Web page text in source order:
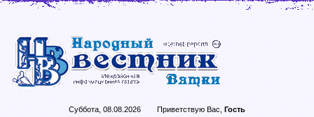
Суббота, 08.08.2026 Приветствую Вас Гость